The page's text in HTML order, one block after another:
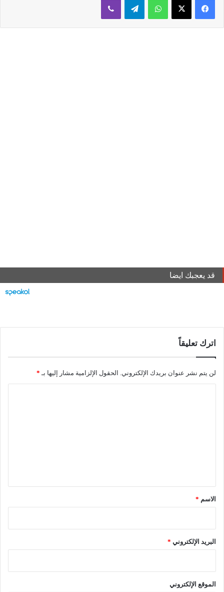
قد يعجبك ايضا
اترك تعليقاً
لن يتم نشر عنوان بريدك الإلكتروني. الحقول الإلزامية مشار إليها بـ *
*الاسم *
البريد الإلكتروني *
الموقع الإلكتروني